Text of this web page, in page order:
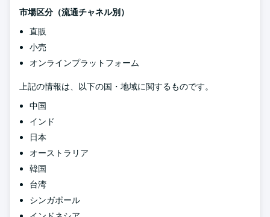
市場区分（流通チャネル別）
直販
小売
オンラインプラットフォーム
上記の情報は、以下の国・地域に関するものです。
中国
インド
日本
オーストラリア
韓国
台湾
シンガポール